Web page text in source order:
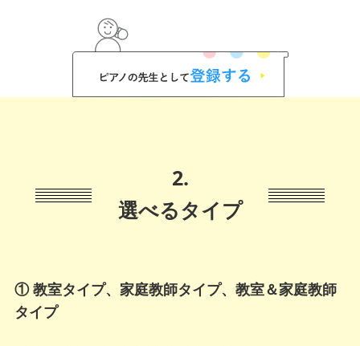
2.
選べるタイプ
① 教室タイプ、家庭教師タイプ、教室＆家庭教師
タイプ